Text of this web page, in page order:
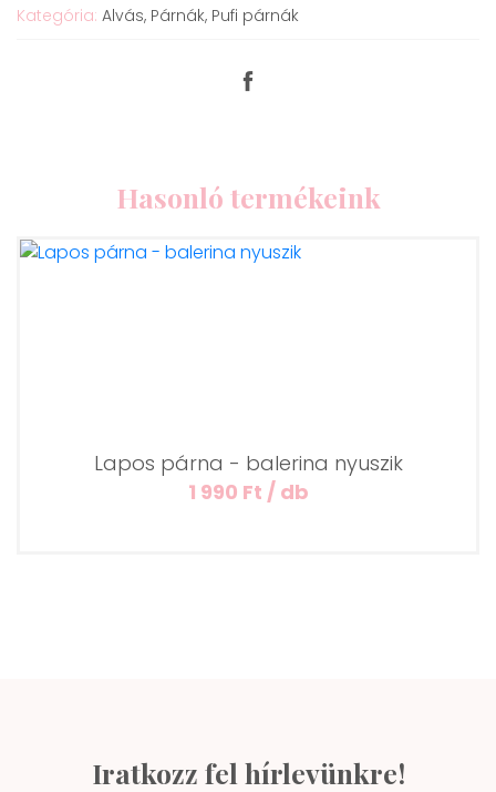
Kategória: Alvás, Párnák, Pufi párnák
Hasonló termékeink
Lapos párna - balerina nyuszik
1 990 Ft / db
Iratkozz fel hírlevünkre!